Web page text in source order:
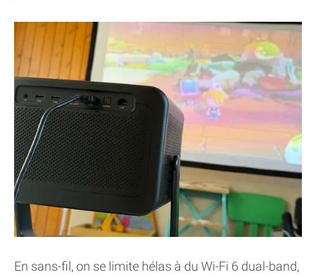
En sans-fil, on se limite hélas à du Wi-Fi 6 dual-band,